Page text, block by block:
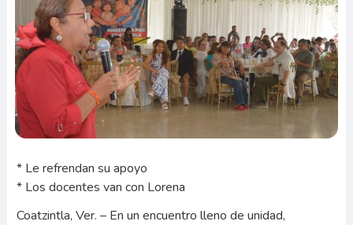
* Le refrendan su apoyo
* Los docentes van con Lorena
Coatzintla, Ver. – En un encuentro lleno de unidad,